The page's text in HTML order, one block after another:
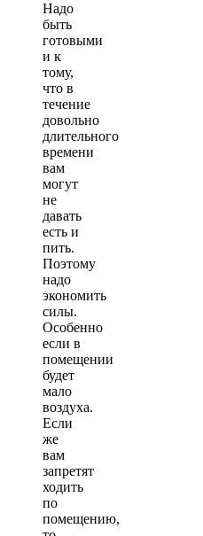
Надо
быть
готовыми
и к
тому,
что в
течение
довольно
длительного
времени
вам
могут
не
давать
есть и
пить.
Поэтому
надо
экономить
силы.
Особенно
если в
помещении
будет
мало
воздуха.
Если
же
вам
запретят
ходить
по
помещению,